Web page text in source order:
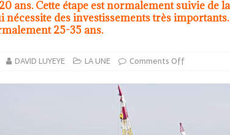
ans. Cette étape est normalement suivie de
nécessite des investissements très
25-35 ans.
DAVID LUYEYE LA UNE Comments Off